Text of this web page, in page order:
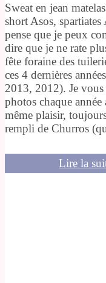
Sweat en jean
short Asos, spartiates
pense que je peux
dire que je ne rate
fête foraine des
ces 4 dernières
2013, 2012). Je
photos chaque année
même plaisir,
rempli de Churros
Lire la